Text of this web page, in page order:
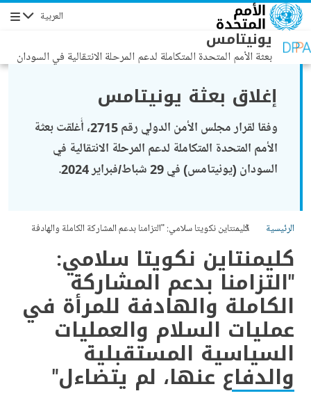
تجاوز إلى المحتوى الرئيسي العربية التنقل
يونيتامس
بعثة الأمم المتحدة المتكاملة لدعم المرحلة الانتقالية في السودان
إغلاق بعثة يونيتامس
وفقا لقرار مجلس الأمن الدولي رقم 2715، أُغلقت بعثة
الأمم المتحدة المتكاملة لدعم المرحلة الانتقالية في
السودان (يونيتامس) في 29 شباط/فبراير 2024.
الرئيسية
كليمنتاين نكويتا سلامي: "التزامنا بدعم المشاركة الكاملة والهادفة
لم يتضاءل"
كليمنتاين نكويتا سلامي:
"التزامنا بدعم المشاركة
الكاملة والهادفة للمرأة في
عمليات السلام والعمليات
السياسية المستقبلية
والدفاع عنها، لم يتضاءل"